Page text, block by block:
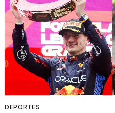
DEPORTES